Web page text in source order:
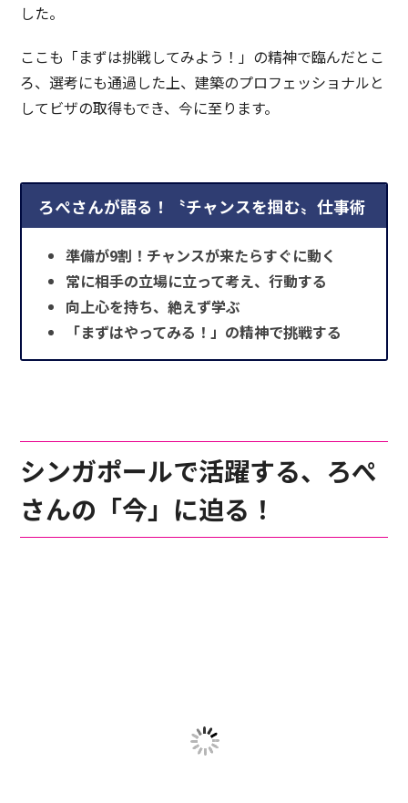
した。
ここも「まずは挑戦してみよう！」の精神で臨んだとこ
ろ、選考にも通過した上、建築のプロフェッショナルと
してビザの取得もでき、今に至ります。
ろぺさんが語る！〝チャンスを掴む〟仕事術
準備が9割！チャンスが来たらすぐに動く
常に相手の立場に立って考え、行動する
向上心を持ち、絶えず学ぶ
「まずはやってみる！」の精神で挑戦する
シンガポールで活躍する、ろぺ
さんの「今」に迫る！